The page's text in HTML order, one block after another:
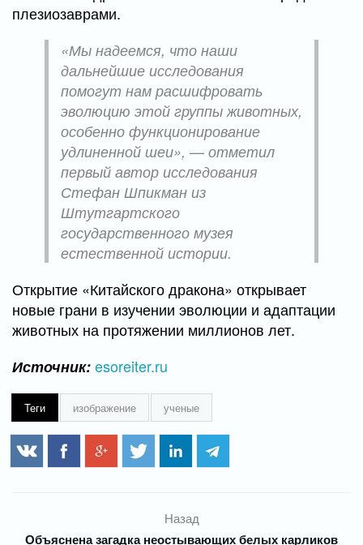
плезиозаврами.
«Мы надеемся, что наши
дальнейшие исследования
помогут нам расшифровать
эволюцию этой группы животных,
особенно функционирование
удлиненной шеи», — отметил
первый автор исследования
Стефан Шпикман из
Штутгартского
государственного музея
естественной истории.
Открытие «Китайского дракона» открывает
новые грани в изучении эволюции и адаптации
животных на протяжении миллионов лет.
Источник:esoreiter.ru
Теги изображение ученые
Назад
Объяснена загадка неостывающих белых карликов